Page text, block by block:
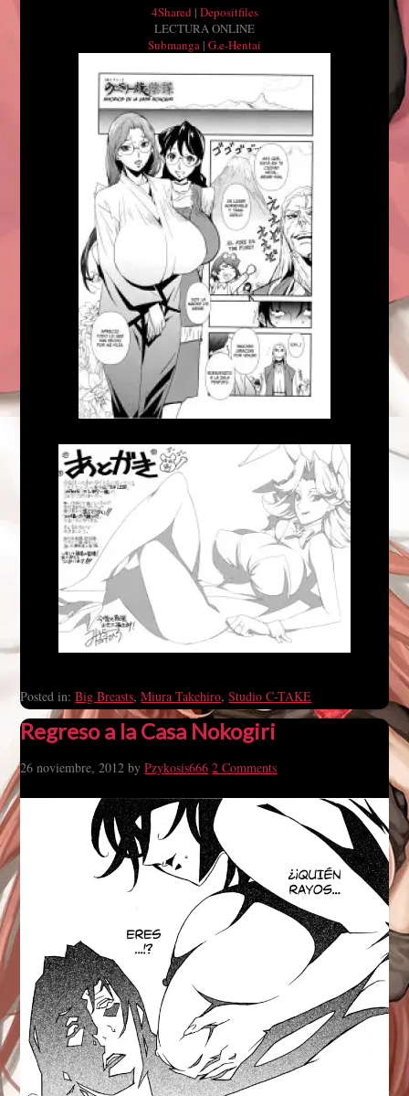
4Shared | Depositfiles
LECTURA ONLINE
Submanga | G.e-Hentai
Posted in:Big Breasts,Miura Takehiro,Studio C-TAKE
Regreso a la Casa Nokogiri
26 noviembre, 2012 byPzykosis666 2 Comments